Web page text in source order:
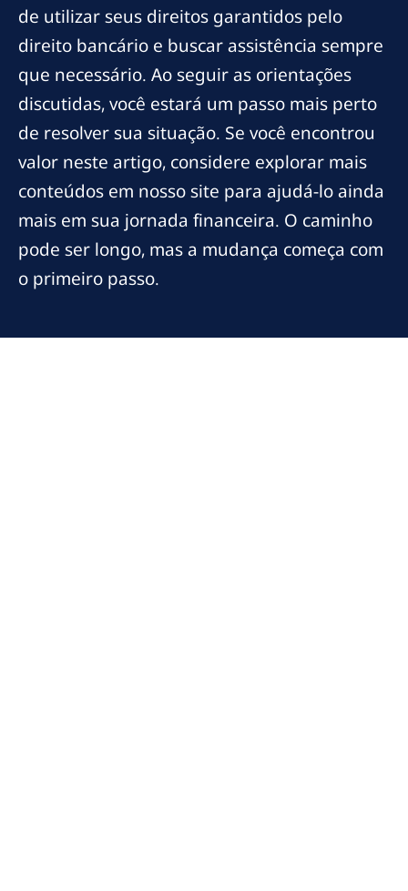
de utilizar seus direitos garantidos pelo
direito bancário e buscar assistência sempre
que necessário. Ao seguir as orientações
discutidas, você estará um passo mais perto
de resolver sua situação. Se você encontrou
valor neste artigo, considere explorar mais
conteúdos em nosso site para ajudá-lo ainda
mais em sua jornada financeira. O caminho
pode ser longo, mas a mudança começa com
o primeiro passo.